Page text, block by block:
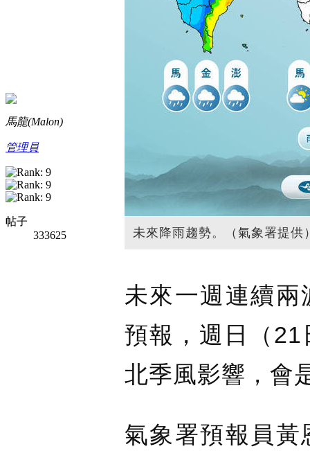
馬龍(Malon)
管理員
帖子
333625
未來降雨趨勢。（氣象署提供
未來一週連續
預報，週日（
北季風影響，會
氣象署預報員